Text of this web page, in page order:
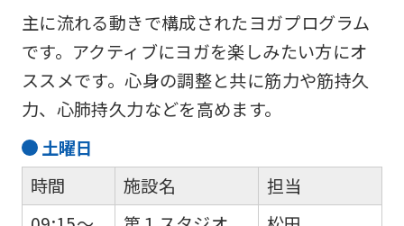
主に流れる動きで構成されたヨガプログラム
です。アクティブにヨガを楽しみたい方にオ
ススメです。心身の調整と共に筋力や筋持久
力、心肺持久力などを高めます。
土曜日
時間
施設名
担当
you
use
an
automatic
Japanese